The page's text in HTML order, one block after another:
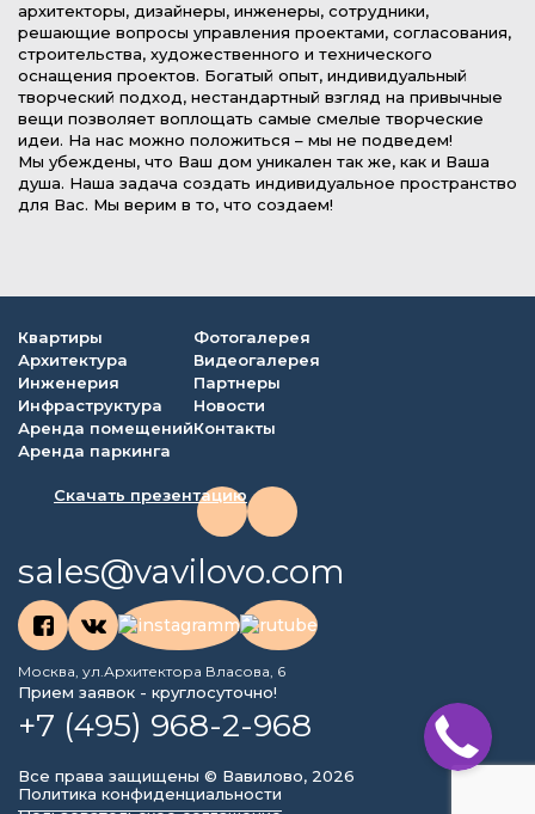
архитекторы, дизайнеры, инженеры, сотрудники,
решающие вопросы управления проектами, согласования,
строительства, художественного и технического
оснащения проектов. Богатый опыт, индивидуальный
творческий подход, нестандартный взгляд на привычные
вещи позволяет воплощать самые смелые творческие
идеи. На нас можно положиться – мы не подведем!
Мы убеждены, что Ваш дом уникален так же, как и Ваша
душа. Наша задача создать индивидуальное пространство
для Вас. Мы верим в то, что создаем!
Квартиры
Архитектура
Инженерия
Инфраструктура
Аренда помещений
Аренда паркинга
Фотогалерея
Видеогалерея
Партнеры
Новости
Контакты
Скачать презентацию
sales@vavilovo.com
Москва, ул.Архитектора Власова, 6
Прием заявок - круглосуточно!
+7 (495) 968-2-968
Все права защищены © Вавилово, 2026
Политика конфиденциальности